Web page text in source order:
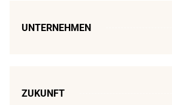
UNTERNEHMEN
ZUKUNFT